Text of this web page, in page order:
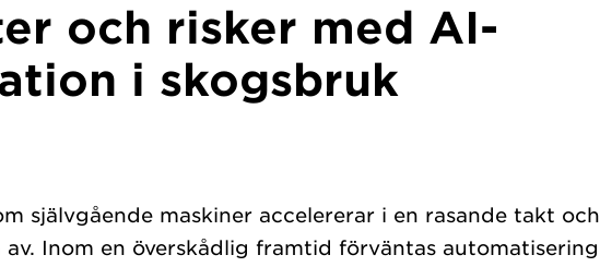
och risker med AI-
i skogsbruk
självgående maskiner accelererar i en rasande takt och
Inom en överskådlig framtid förväntas automatisering